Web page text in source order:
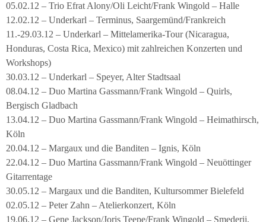
05.02.12 – Trio Efrat Alony/Oli Leicht/Frank Wingold – Halle
12.02.12 – Underkarl – Terminus, Saargemünd/Frankreich
11.-29.03.12 – Underkarl – Mittelamerika-Tour (Nicaragua,
Honduras, Costa Rica, Mexico) mit zahlreichen Konzerten und
Workshops)
30.03.12 – Underkarl – Speyer, Alter Stadtsaal
08.04.12 – Duo Martina Gassmann/Frank Wingold – Quirls,
Bergisch Gladbach
13.04.12 – Duo Martina Gassmann/Frank Wingold – Heimathirsch,
Köln
20.04.12 – Margaux und die Banditen – Ignis, Köln
22.04.12 – Duo Martina Gassmann/Frank Wingold – Neuöttinger
Gitarrentage
30.05.12 – Margaux und die Banditen, Kultursommer Bielefeld
02.05.12 – Peter Zahn – Atelierkonzert, Köln
19.06.12 – Gene Jackson/Joris Teepe/Frank Wingold – Smederij,